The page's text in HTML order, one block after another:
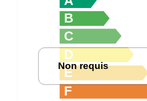
B
C
D
E
F
Non requis